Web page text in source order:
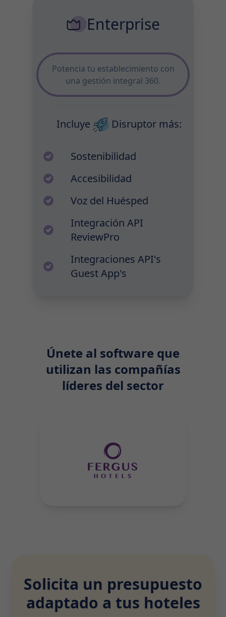
Enterprise
Potencia tu establecimiento con
una gestión integral 360.
Incluye Disruptor más:
Sostenibilidad
Accesibilidad
Voz del Huésped
Integración API
ReviewPro
Integraciones API's
Guest App's
Únete al software que
utilizan las compañías
líderes del sector
Solicita un presupuesto
adaptado a tus hoteles